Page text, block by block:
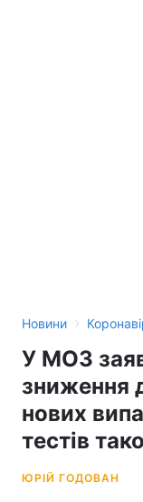
Новини ›
У МОЗ
зниження
нових
тестів
ЮРІЙ ГОДОВАН